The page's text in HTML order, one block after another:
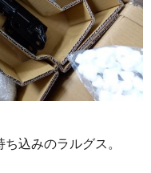
込みのラルグス。